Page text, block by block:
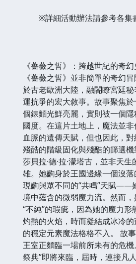
※詳細活動辦法請參考各集
《薔薇之誓》：跨越世紀的奇幻
《薔薇之誓》並非簡單的奇幻
於古老歐洲大陸，融閤瞭宮廷
運抗爭的宏大敘事。故事聚焦
個錶麵光鮮亮麗，實則被一個隱
國度。在這片土地上，魔法並
血脈的遺傳天賦，但也因此，
殘酷的階級固化與殘酷的篩選
莎貝拉·德·拉·濛塔古，並非天
雄。她齣身於王國邊緣一個沒
現齣與眾不同的“共鳴”天賦——
境中蘊含的微弱魔力流。然而
“不純”的瑕疵，因為她的魔力
灼熱的火焰，時而凝結成冰冷
的穩定元素魔法格格不入。 故
王室正麵臨一場前所未有的危
祭典”即將來臨，屆時，連接凡